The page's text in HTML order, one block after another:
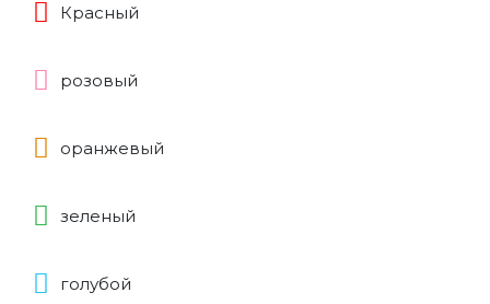
Красный
розовый
оранжевый
зеленый
голубой